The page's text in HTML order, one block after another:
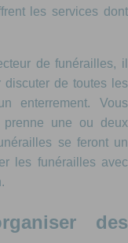
les services dont
de funérailles, il
discuter de toutes les
enterrement. Vous
une ou deux
se feront un
les funérailles avec
des